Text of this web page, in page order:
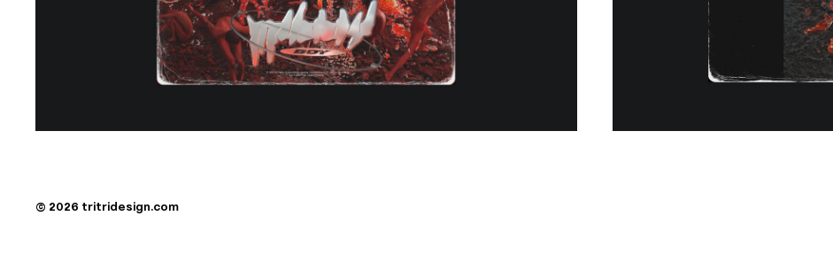
© 2026 tritridesign.com